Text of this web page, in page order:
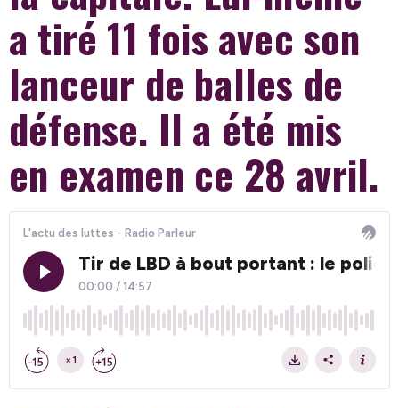
a tiré 11 fois avec son
lanceur de balles de
défense. Il a été mis
en examen ce 28 avril.